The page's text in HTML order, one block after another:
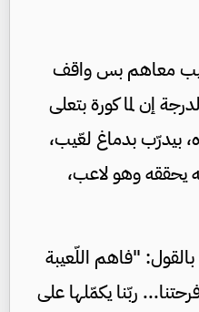
معاهم بس واقف
إن لما كورة بتعلى
بيدرّب بدماغ لعّيب،
يحققه وهو لاعب،
"فاهم اللّعيبة
ربّنا يكمّلها على